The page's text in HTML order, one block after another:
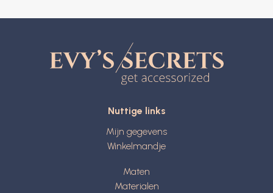
Nuttige links
Mijn gegevens
Winkelmandje
Maten
Materialen